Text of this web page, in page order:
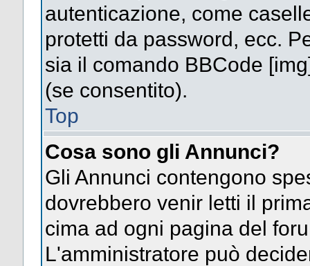
autenticazione, come
protetti da password, ecc.
sia il comando BBCode
(se consentito).
Top
Cosa sono gli Annunci?
Gli Annunci contengono
dovrebbero venir letti il
cima ad ogni pagina del
L'amministratore può